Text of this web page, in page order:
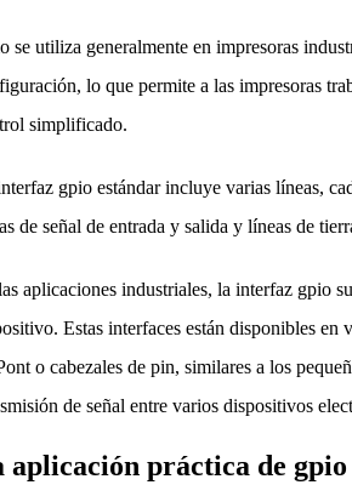
se utiliza generalmente en impresoras
lo que permite a las impresoras
simplificado.
gpio estándar incluye varias líneas,
de señal de entrada y salida y líneas de
aplicaciones industriales, la interfaz gpio
Estas interfaces están disponibles
o cabezales de pin, similares a los
de señal entre varios dispositivos
aplicación práctica de